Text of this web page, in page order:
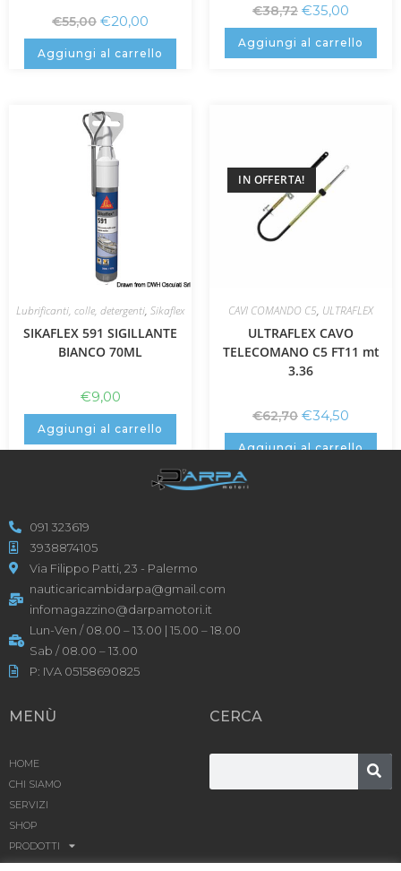
€55,00 €20,00
Aggiungi al carrello
€38,72 €35,00
Aggiungi al carrello
Lubrificanti, colle, detergenti, Sikaflex
SIKAFLEX 591 SIGILLANTE
BIANCO 70ML
€9,00
Aggiungi al carrello
IN OFFERTA!
CAVI COMANDO C5, ULTRAFLEX
ULTRAFLEX CAVO
TELECOMANO C5 FT11 mt
3.36
€62,70 €34,50
Aggiungi al carrello
091 323619
3938874105
Via Filippo Patti, 23 - Palermo
nauticaricambidarpa@gmail.com
infomagazzino@darpamotori.it
Lun-Ven / 08.00 – 13.00 | 15.00 – 18.00
Sab / 08.00 – 13.00
P: IVA 05158690825
MENÙ
HOME
CHI SIAMO
SERVIZI
SHOP
PRODOTTI
BLOG
CERCA